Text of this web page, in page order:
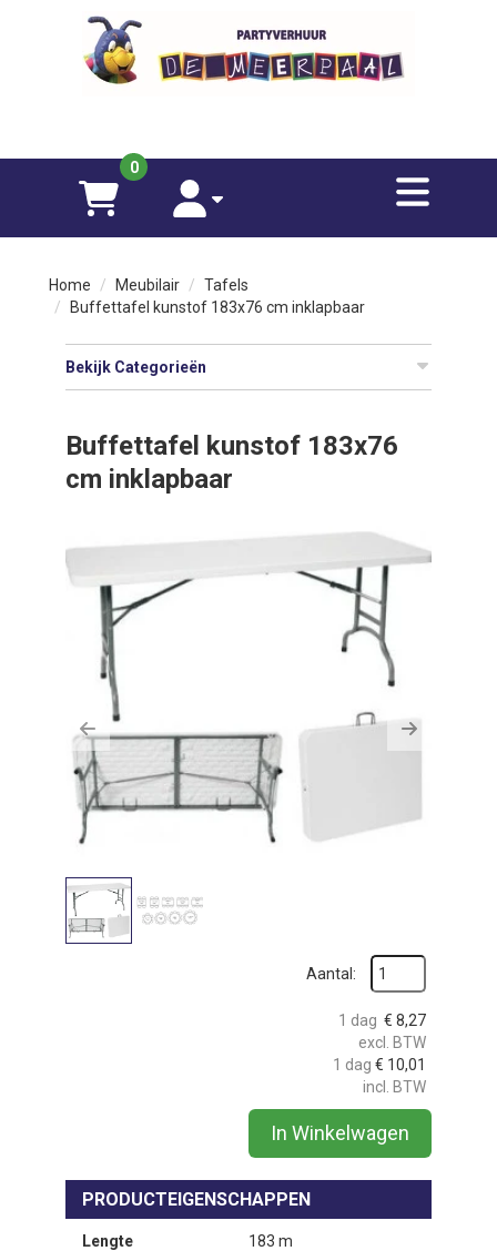
winkelwagen
0
account toggle
sluiten
Contact
zoeken
Home Meubilair
Tafels
Buffettafel kunstof 183x76 cm inklapbaar
Bekijk Categorieën
Buffettafel kunstof 183x76
cm inklapbaar
Previous Next
Aantal:
1 dag € 8,27
excl. BTW
1 dag € 10,01
incl. BTW
In Winkelwagen
PRODUCTEIGENSCHAPPEN
Lengte
183 m